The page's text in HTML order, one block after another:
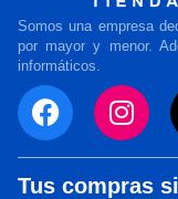
Somos una empresa
por mayor y menor.
informáticos.
Tus compras